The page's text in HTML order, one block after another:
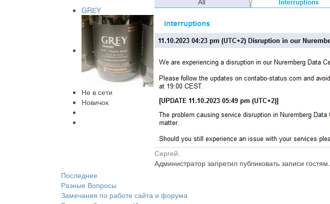
GRЕY
Не в сети
Новичок
Сергей.
Администратор запретил публиковать записи гостям.
Последнее
Разные Вопросы
Замечания по работе сайта и форума